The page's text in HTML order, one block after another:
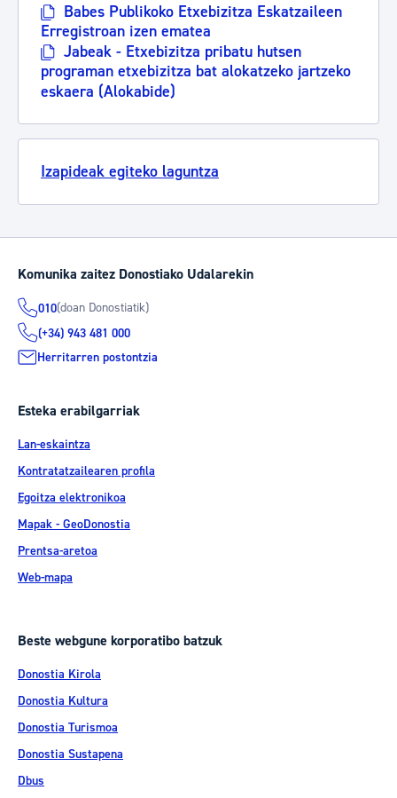
Babes Publikoko Etxebizitza Eskatzaileen
Erregistroan izen ematea
Jabeak - Etxebizitza pribatu hutsen
programan etxebizitza bat alokatzeko jartzeko
eskaera (Alokabide)
Izapideak egiteko laguntza
Komunika zaitez Donostiako Udalarekin
010(doan Donostiatik)
(+34) 943 481 000
Herritarren postontzia
Esteka erabilgarriak
Lan-eskaintza
Kontratatzailearen profila
Egoitza elektronikoa
Mapak - GeoDonostia
Prentsa-aretoa
Web-mapa
Beste webgune korporatibo batzuk
Donostia Kirola
Donostia Kultura
Donostia Turismoa
Donostia Sustapena
Dbus